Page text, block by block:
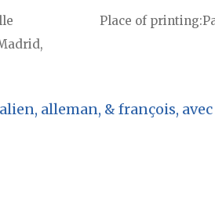
Place of printing
alleman, & françois,